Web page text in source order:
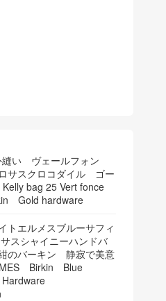
い ヴェールフォン
スクロコダイル ゴー
bag 25 Vert fonce
Gold hardware
トエルメスブルーサフィ
スシャイニーハンドバ
のバーキン 静寂で美意
Birkin Blue